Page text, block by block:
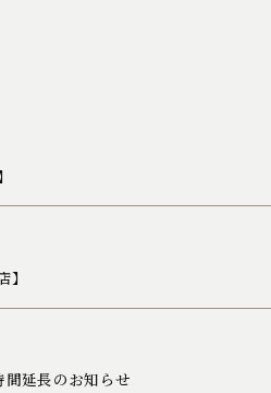
延長のお知らせ